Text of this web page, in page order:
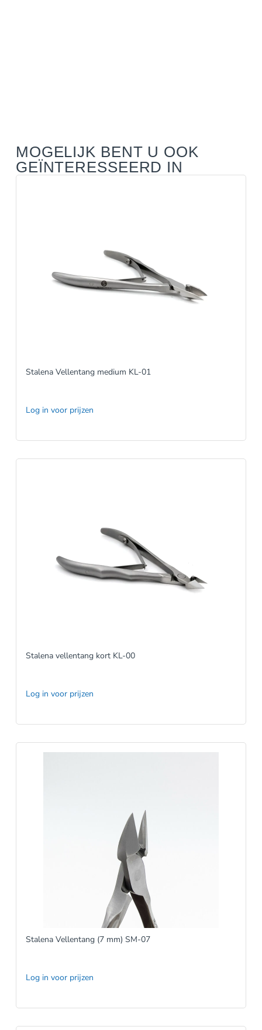
MOGELIJK BENT U OOK
GEÏNTERESSEERD IN
Stalena Vellentang medium KL-01
Log in voor prijzen
Stalena vellentang kort KL-00
Log in voor prijzen
Stalena Vellentang (7 mm) SM-07
Log in voor prijzen